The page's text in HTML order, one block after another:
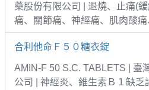
藥股份有限公司 | 退燒、止痛(
痛、關節痛、神經痛、肌肉酸痛
合利他命Ｆ５０糖衣錠
AMIN-F 50 S.C. TABLETS | 臺
公司 | 神經炎、維生素Ｂ１缺